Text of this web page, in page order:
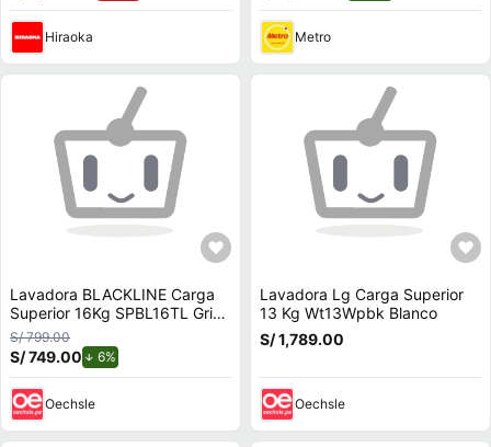
Hiraoka Metro
Lavadora BLACKLINE Carga
Superior 16Kg SPBL16TL Gris
Oscuro
S/ 799.00
S/ 749.00 6%
Oechsle
Lavadora Lg Carga Superior
13 Kg Wt13Wpbk Blanco
S/ 1,789.00
Oechsle